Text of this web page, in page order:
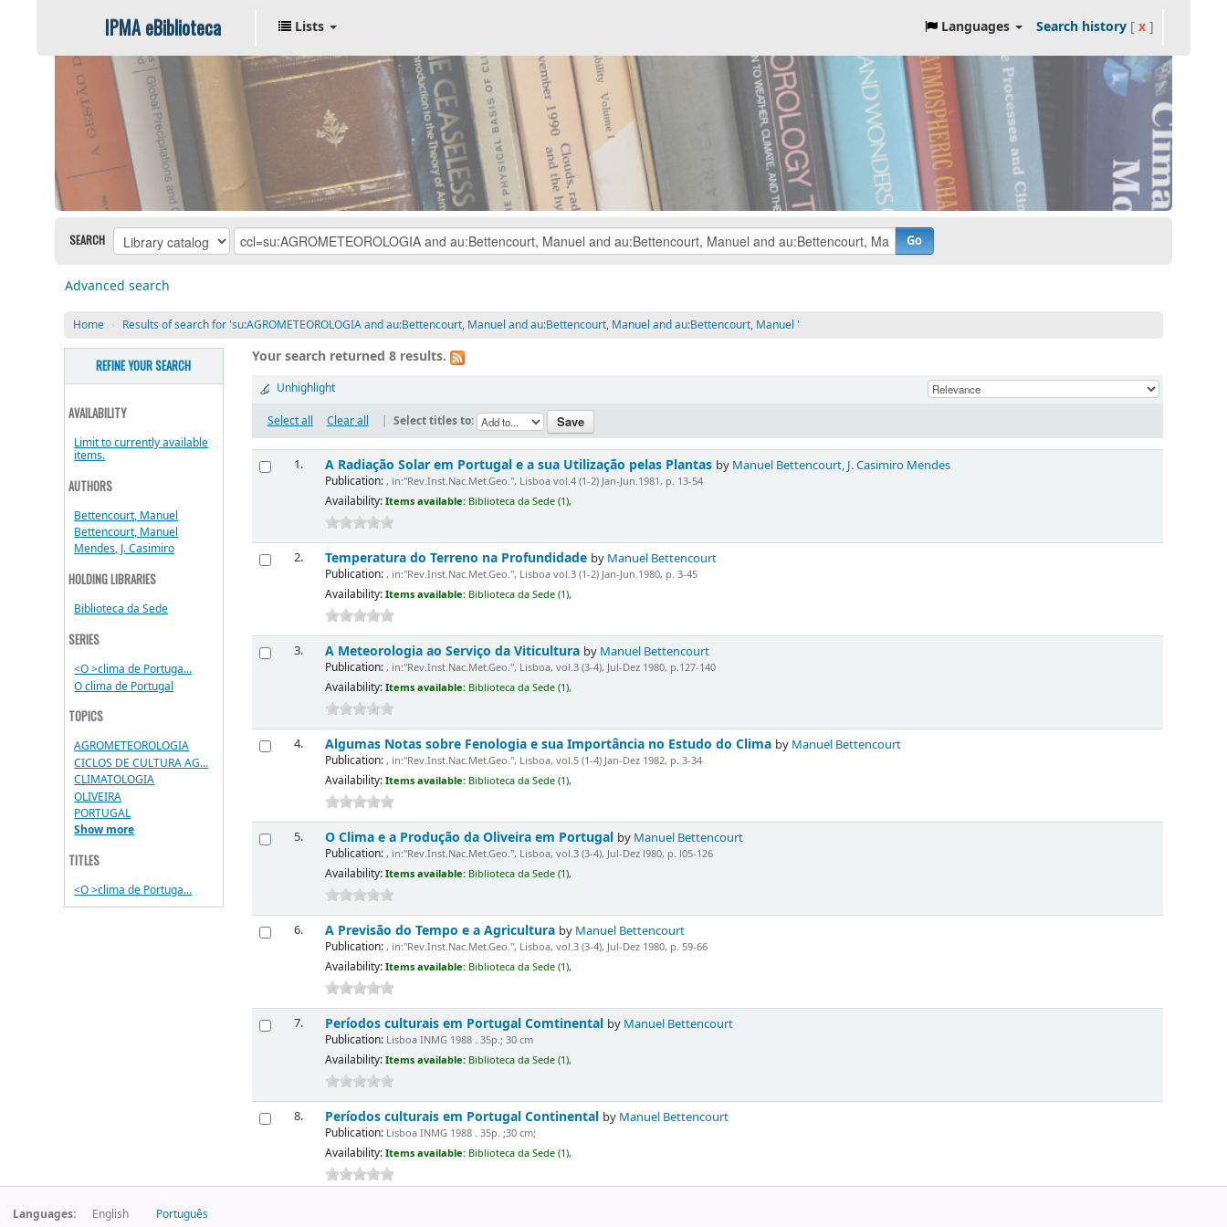
IPMA eBiblioteca Lists Languages Search history[ x]
SEARCH Go
Advanced search
Home › Results of search for 'su:AGROMETEOROLOGIA and au:Bettencourt, Manuel and au:Bettencourt, Manuel and au:Bettencourt, Manuel '
REFINE YOUR SEARCH
AVAILABILITY
Limit to currently available
items.
AUTHORS
Bettencourt, Manuel
Bettencourt, Manuel
Mendes, J. Casimiro
HOLDING LIBRARIES
Biblioteca da Sede
SERIES
<O >clima de Portuga...
O clima de Portugal
TOPICS
AGROMETEOROLOGIA
CICLOS DE CULTURA AG...
CLIMATOLOGIA
OLIVEIRA
PORTUGAL
Show more
TITLES
<O >clima de Portuga...
Your search returned 8 results.
Unhighlight
Select all
Clear all Select titles to:
1. A Radiação Solar em Portugal e a sua Utilização pelas Plantas by Manuel Bettencourt, J. Casimiro Mendes
Publication:, in:"Rev.Inst.Nac.Met.Geo.", Lisboa vol.4 (1-2) Jan-Jun.1981, p. 13-54
Availability: Items available: Biblioteca da Sede (1),
2. Temperatura do Terreno na Profundidade by Manuel Bettencourt
Publication:, in:"Rev.Inst.Nac.Met.Geo.", Lisboa vol.3 (1-2) Jan-Jun.1980, p. 3-45
Availability: Items available: Biblioteca da Sede (1),
3. A Meteorologia ao Serviço da Viticultura by Manuel Bettencourt
Publication:, in:"Rev.Inst.Nac.Met.Geo.", Lisboa, vol.3 (3-4), Jul-Dez 1980, p.127-140
Availability: Items available: Biblioteca da Sede (1),
4. Algumas Notas sobre Fenologia e sua Importância no Estudo do Clima by Manuel Bettencourt
Publication:, in:"Rev.Inst.Nac.Met.Geo.", Lisboa, vol.5 (1-4) Jan-Dez 1982, p. 3-34
Availability: Items available: Biblioteca da Sede (1),
5. O Clima e a Produção da Oliveira em Portugal by Manuel Bettencourt
Publication:, in:"Rev.Inst.Nac.Met.Geo.", Lisboa, vol.3 (3-4), Jul-Dez l980, p. l05-126
Availability: Items available: Biblioteca da Sede (1),
6. A Previsão do Tempo e a Agricultura by Manuel Bettencourt
Publication:, in:"Rev.Inst.Nac.Met.Geo.", Lisboa, vol.3 (3-4), Jul-Dez 1980, p. 59-66
Availability: Items available: Biblioteca da Sede (1),
7. Períodos culturais em Portugal Comtinental by Manuel Bettencourt
Publication:Lisboa INMG 1988 . 35p.; 30 cm
Availability: Items available: Biblioteca da Sede (1),
8. Períodos culturais em Portugal Continental by Manuel Bettencourt
Publication:Lisboa INMG 1988 . 35p. ;30 cm;
Availability: Items available: Biblioteca da Sede (1),
Languages: English Português